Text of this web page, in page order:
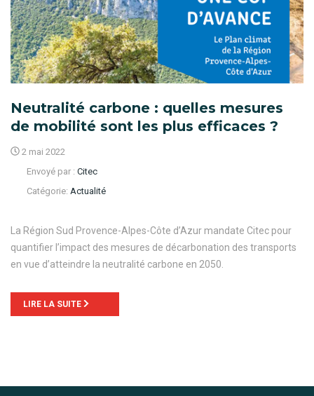
Neutralité carbone : quelles mesures
de mobilité sont les plus efficaces ?
2 mai 2022
Envoyé par : Citec
Catégorie: Actualité
La Région Sud Provence-Alpes-Côte d’Azur mandate Citec pour
quantifier l’impact des mesures de décarbonation des transports
en vue d’atteindre la neutralité carbone en 2050.
LIRE LA SUITE